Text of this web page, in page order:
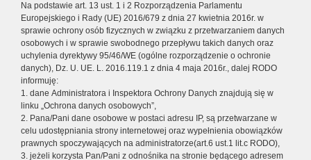
Na podstawie art. 13 ust. 1 i 2 Rozporządzenia Parlamentu
Europejskiego i Rady (UE) 2016/679 z dnia 27 kwietnia 2016r. w
sprawie ochrony osób fizycznych w związku z przetwarzaniem danych
osobowych i w sprawie swobodnego przepływu takich danych oraz
uchylenia dyrektywy 95/46/WE (ogólne rozporządzenie o ochronie
danych), Dz. U. UE. L. 2016.119.1 z dnia 4 maja 2016r., dalej RODO
informuję:
1. dane Administratora i Inspektora Ochrony Danych znajdują się w
linku „Ochrona danych osobowych”,
2. Pana/Pani dane osobowe w postaci adresu IP, są przetwarzane w
celu udostępniania strony internetowej oraz wypełnienia obowiązków
prawnych spoczywających na administratorze(art.6 ust.1 lit.c RODO),
3. jeżeli korzysta Pan/Pani z odnośnika na stronie będącego adresem